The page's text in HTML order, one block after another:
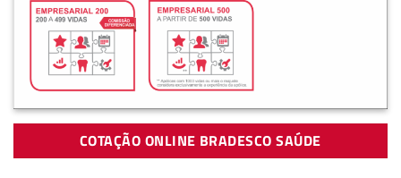
COTAÇÃO ONLINE BRADESCO SAÚDE